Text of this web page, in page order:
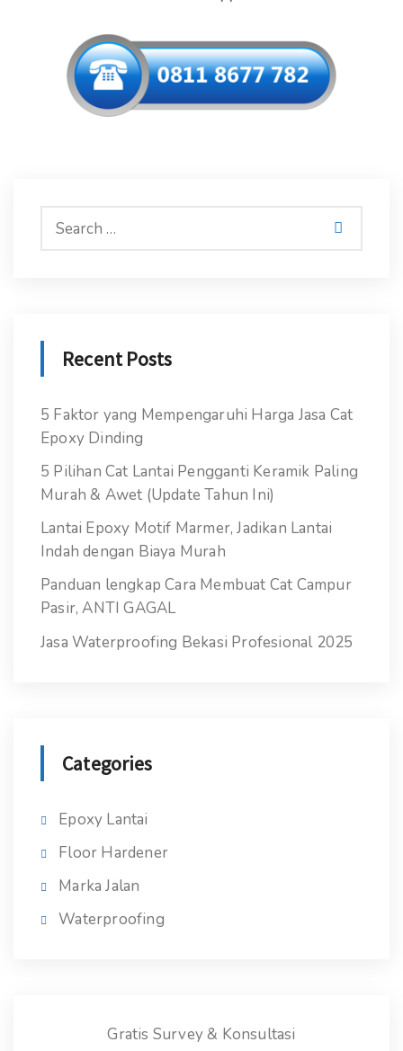
Recent Posts
5 Faktor yang Mempengaruhi Harga Jasa Cat
Epoxy Dinding
5 Pilihan Cat Lantai Pengganti Keramik Paling
Murah & Awet (Update Tahun Ini)
Lantai Epoxy Motif Marmer, Jadikan Lantai
Indah dengan Biaya Murah
Panduan lengkap Cara Membuat Cat Campur
Pasir, ANTI GAGAL
Jasa Waterproofing Bekasi Profesional 2025
Categories
Epoxy Lantai
Floor Hardener
Marka Jalan
Waterproofing
Gratis Survey & Konsultasi